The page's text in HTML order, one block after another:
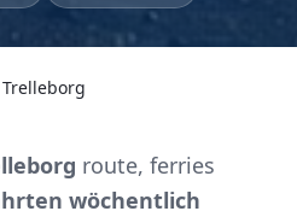
route, ferries
wöchentlich